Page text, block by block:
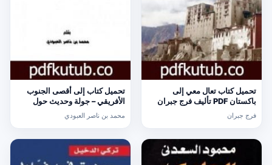
تحميل كتاب تعال معي إلى
باكستان PDF تأليف فرج جبران
مجانا [كامل]
فرج جبران
تحميل كتاب إلى أقصى الجنوب
الأفريقي – جولة وحديث حول
الإسلام PDF تأليف محمد بن ناصر
العبودي مجانا [كامل]
محمد بن ناصر العبودي